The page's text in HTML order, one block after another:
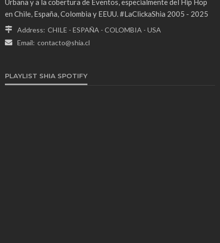
Urbana y a la cobertura de Eventos, especialmente del Hip Hop
en Chile, España, Colombia y EEUU. #LaClickaShia 2005 - 2025
Address: CHILE - ESPAÑA - COLOMBIA - USA
Email: contacto@shia.cl
PLAYLIST SHIA SPOTIFY